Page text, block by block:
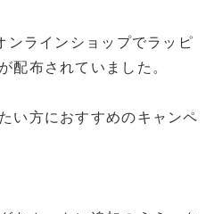
ンラインショップでラッピ
配布されていました。
い方におすすめのキャンペ